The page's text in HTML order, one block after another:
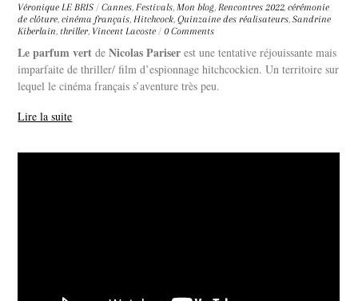
Véronique LE BRIS / Cannes,Festivals,Mon blog,Rencontres 2022,cérémonie
de clôture,cinéma français,Hitchcock,Quinzaine des réalisateurs,Sandrine
Kiberlain, thriller, Vincent Lacoste / 0 Comments
Le parfum vert deNicolas Pariser est une tentative réjouissante mais
imparfaite de thriller/ film d’espionnage hitchcockien. Un territoire sur
lequel le cinéma français s’aventure très peu.
Lire la suite